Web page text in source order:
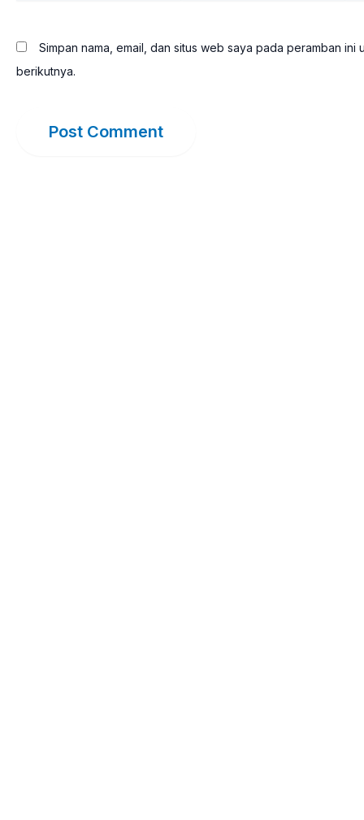
Simpan nama, email, dan situs web saya pada peramban ini
berikutnya.